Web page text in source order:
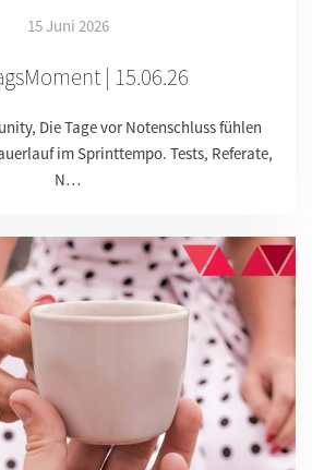
15 Juni 2026
| 15.06.26
Die Tage vor Notenschluss fühlen
im Sprinttempo. Tests, Referate,
N…